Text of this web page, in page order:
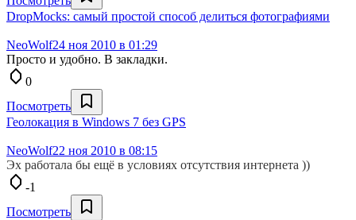
DropMocks: самый простой способ делиться фотографиями
NeoWolf24 ноя 2010 в 01:29
Просто и удобно. В закладки.
0
Посмотреть
Геолокация в Windows 7 без GPS
NeoWolf22 ноя 2010 в 08:15
Эх работала бы ещё в условиях отсутствия интернета ))
-1
Посмотреть